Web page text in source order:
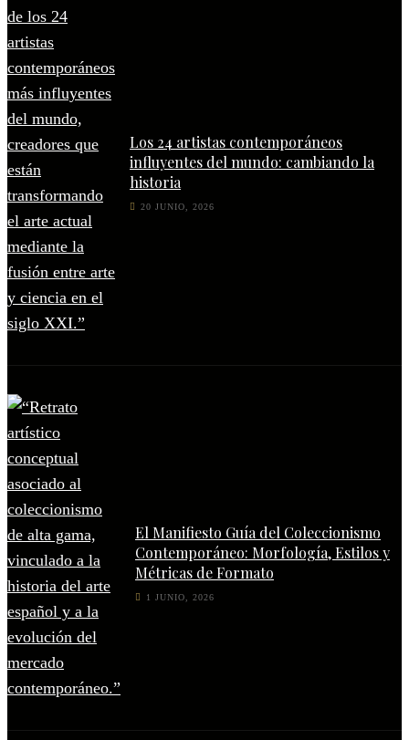
Los 24 artistas contemporáneos
influyentes del mundo: cambiando la
historia
20 JUNIO, 2026
El Manifiesto Guía del Coleccionismo
Contemporáneo: Morfología, Estilos y
Métricas de Formato
1 JUNIO, 2026